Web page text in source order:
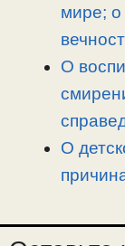
мире; о
О
О